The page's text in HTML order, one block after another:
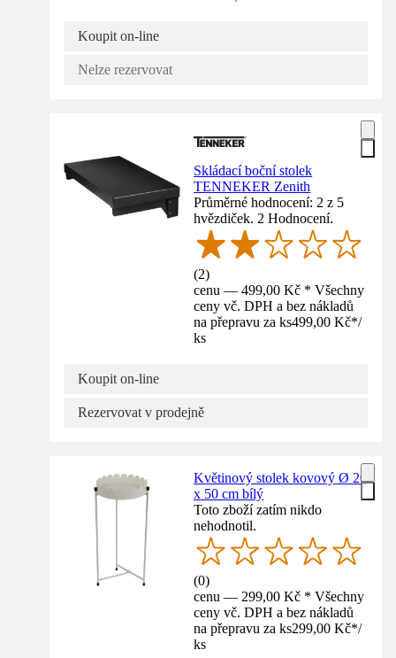
Koupit on-line
Nelze rezervovat
Skládací boční stolek
TENNEKER Zenith
Průměrné hodnocení: 2 z 5
hvězdiček. 2 Hodnocení.
(2)
cenu — 499,00 Kč * Všechny
ceny vč. DPH a bez nákladů
na přepravu za ks499,00 Kč*/
ks
Koupit on-line
Rezervovat v prodejně
Květinový stolek kovový Ø 20
x 50 cm bílý
Toto zboží zatím nikdo
nehodnotil.
(0)
cenu — 299,00 Kč * Všechny
ceny vč. DPH a bez nákladů
na přepravu za ks299,00 Kč*/
ks